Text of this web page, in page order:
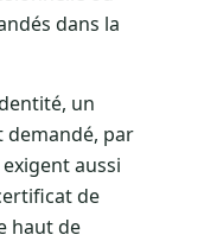
dans la
un
par
aussi
de
haut de